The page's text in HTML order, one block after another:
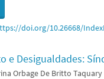
doi.org/10.26668/
e Desigualdades:
Orbage De Britto Taquary